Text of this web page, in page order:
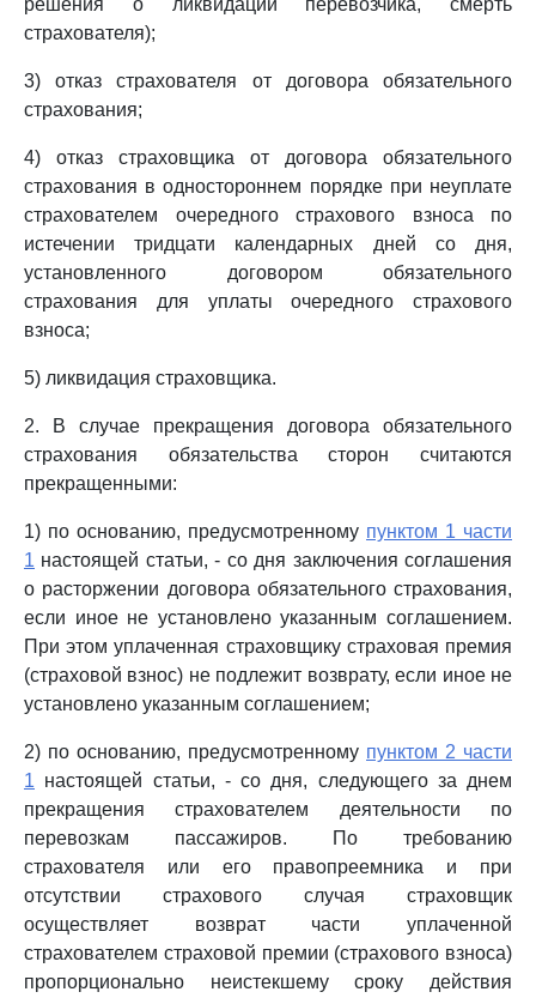
решения о ликвидации перевозчика, смерть
страхователя);
3) отказ страхователя от договора обязательного
страхования;
4) отказ страховщика от договора обязательного
страхования в одностороннем порядке при неуплате
страхователем очередного страхового взноса по
истечении тридцати календарных дней со дня,
установленного договором обязательного
страхования для уплаты очередного страхового
взноса;
5) ликвидация страховщика.
2. В случае прекращения договора обязательного
страхования обязательства сторон считаются
прекращенными:
1) по основанию, предусмотренному пунктом 1 части
1 настоящей статьи, - со дня заключения соглашения
о расторжении договора обязательного страхования,
если иное не установлено указанным соглашением.
При этом уплаченная страховщику страховая премия
(страховой взнос) не подлежит возврату, если иное не
установлено указанным соглашением;
2) по основанию, предусмотренному пунктом 2 части
1 настоящей статьи, - со дня, следующего за днем
прекращения страхователем деятельности по
перевозкам пассажиров. По требованию
страхователя или его правопреемника и при
отсутствии страхового случая страховщик
осуществляет возврат части уплаченной
страхователем страховой премии (страхового взноса)
пропорционально неистекшему сроку действия